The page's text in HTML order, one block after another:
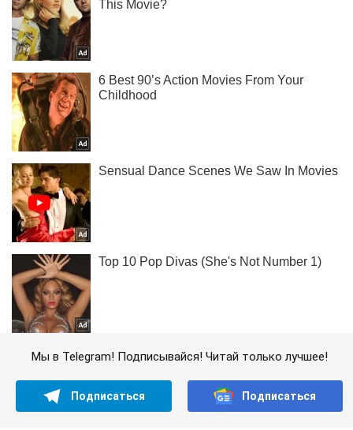
Мы в Telegram! Подписывайся! Читай только лучшее!
Подписаться Подписаться